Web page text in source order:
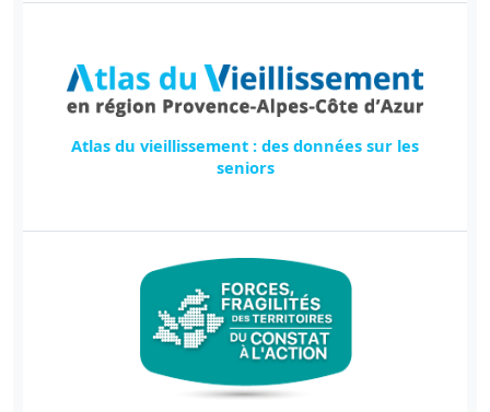
Atlas du vieillissement : des données sur les
seniors